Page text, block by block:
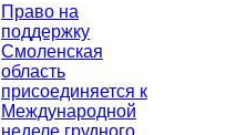
Право на
поддержку
Смоленская
область
присоединяется к
Международной
неделе грудного